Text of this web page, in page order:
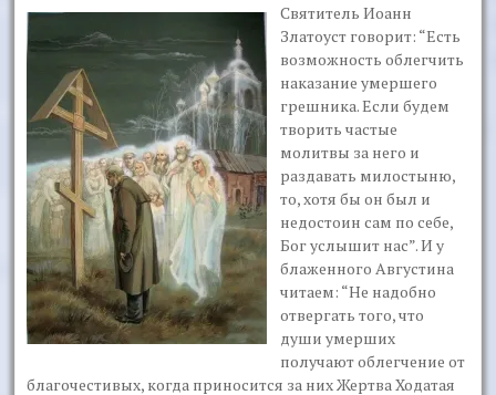
Святитель Иоанн
Златоуст говорит: “Есть
возможность облегчить
наказание умершего
грешника. Если будем
творить частые
молитвы за него и
раздавать милостыню,
то, хотя бы он был и
недостоин сам по себе,
Бог услышит нас”. И у
блаженного Августина
читаем: “Не надобно
отвергать того, что
души умерших
получают облегчение от
благочестивых, когда приносится за них Жертва Ходатая